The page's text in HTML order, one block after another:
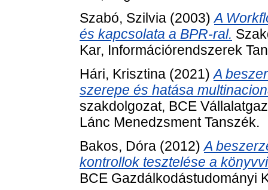
Szabó, Szilvia (2003)A
és kapcsolata a BPR-ral.
Kar, Információrendszerek
Hári, Krisztina (2021)A
szerepe és hatása
szakdolgozat, BCE
Lánc Menedzsment Tanszék.
Bakos, Dóra (2012)A
kontrollok tesztelése a
BCE Gazdálkodástudományi